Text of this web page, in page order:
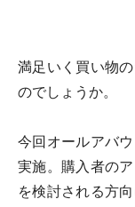
満足いく買い物
のでしょうか。
今回オールアバ
実施。購入者の
を検討される方